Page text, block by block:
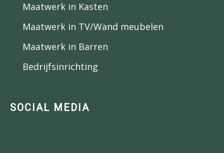
Maatwerk in Kasten
Maatwerk in TV/Wand meubelen
Maatwerk in Barren
Bedrijfsinrichting
SOCIAL MEDIA